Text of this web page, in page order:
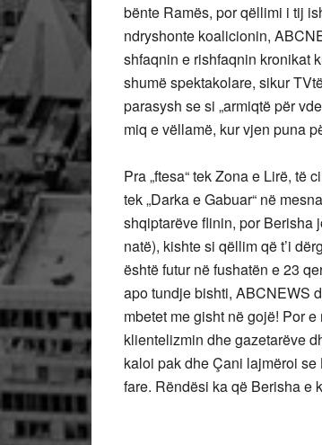
bënte Ramës, por qëllimi i tij
ndryshonte koalicionin,
shfaqnin e rishfaqnin kronikat
shumë spektakolare, sikur
parasysh se si „armiqtë për
miq e vëllamë, kur vjen puna
Pra „ftesa“ tek Zona e Lirë, të
tek „Darka e Gabuar“ në
shqiptarëve flinin, por Berisha
natë), kishte si qëllim që t’i
është futur në fushatën e 23
apo tundje bishti, ABCNEWS
mbetet me gisht në gojë! Por
klientelizmin dhe gazetarëve
kaloi pak dhe Çani lajmëroi se
fare. Rëndësi ka që Berisha e